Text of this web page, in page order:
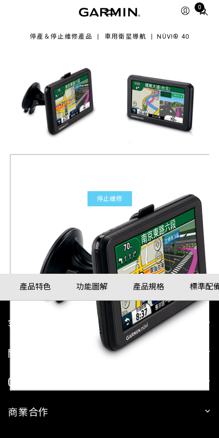
0
Total
停產＆停止維修產品 車用衛星導航 NÜVI® 40
停止維修
nüvi® 40
產品料號010-00990-65
產品特色 功能圖解 產品規格 標準配
客戶服務
關於 GARMIN
GARMIN 平台
商業合作